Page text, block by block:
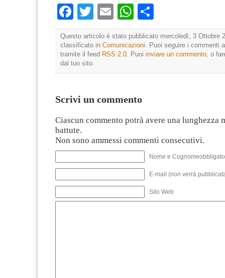
Facebook
TwitterEmailWhatsApp
Questo articolo è stato pubblicato mercoledì, 3 Ottobre
classificato in Comunicazioni. Puoi seguire i commenti
tramite il feed RSS 2.0. Puoi inviare un commento, o
dal tuo sito.
Scrivi un commento
Ciascun commento potrà avere una lunghezza
battute.
Non sono ammessi commenti consecutivi.
Nome e
E-mail (non verrà
Sito Web